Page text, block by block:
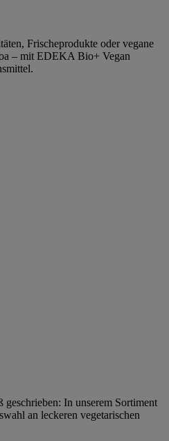
Frischeprodukte oder vegane
– mit EDEKA Bio+ Vegan
In unserem Sortiment
an leckeren vegetarischen